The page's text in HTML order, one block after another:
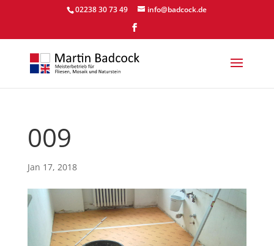
02238 30 73 49 info@badcock.de
009
Jan 17, 2018